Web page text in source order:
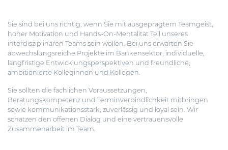
Sie sind bei uns richtig, wenn Sie mit ausgeprägtem Teamgeist,
hoher Motivation und Hands-On-Mentalität Teil unseres
interdisziplinären Teams sein wollen. Bei uns erwarten Sie
abwechslungsreiche Projekte im Bankensektor, individuelle,
langfristige Entwicklungsperspektiven und freundliche,
ambitionierte Kolleginnen und Kollegen.
Sie sollten die fachlichen Voraussetzungen,
Beratungskompetenz und Terminverbindlichkeit mitbringen
sowie kommunikationsstark, zuverlässig und loyal sein. Wir
schätzen den offenen Dialog und eine vertrauensvolle
Zusammenarbeit im Team.